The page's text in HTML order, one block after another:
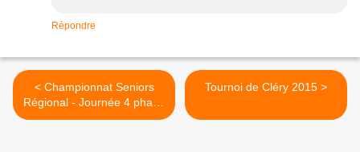
Répondre
< Championnat Seniors
Régional - Journée 4 phase
2
Tournoi de Cléry 2015 >